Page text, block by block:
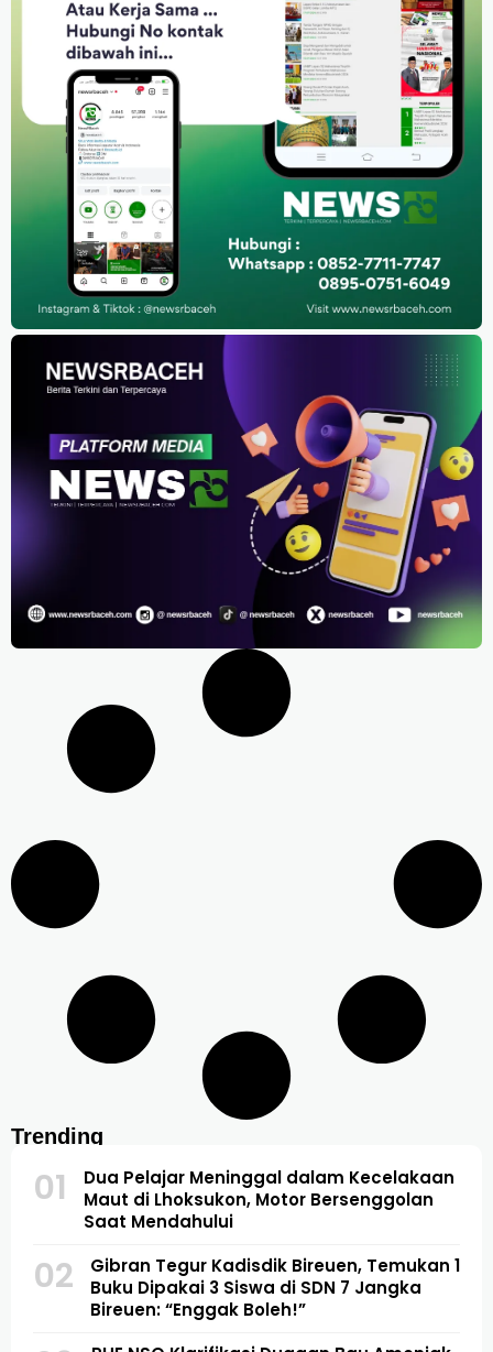
Trending
01
Dua Pelajar Meninggal dalam Kecelakaan
Maut di Lhoksukon, Motor Bersenggolan
Saat Mendahului
02
Gibran Tegur Kadisdik Bireuen, Temukan 1
Buku Dipakai 3 Siswa di SDN 7 Jangka
Bireuen: “Enggak Boleh!”